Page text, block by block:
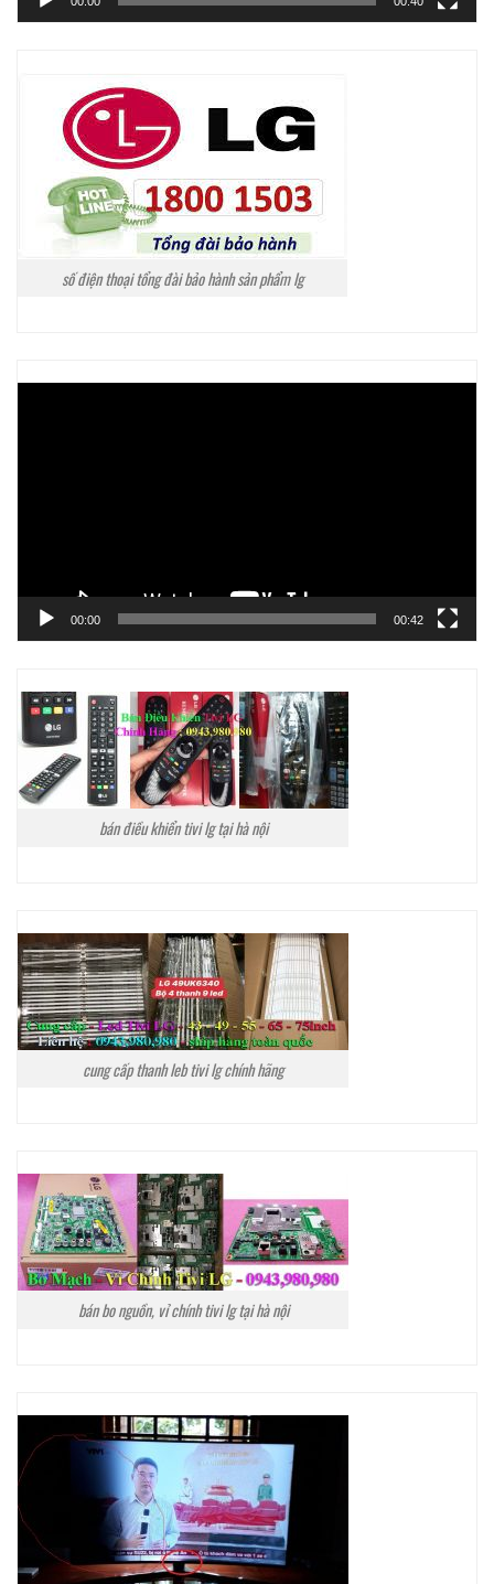
số điện thoại tổng đài bảo hành sản phẩm lg
00:00 00:42
bán điều khiển tivi lg tại hà nội
cung cấp thanh leb tivi lg chính hãng
bán bo nguồn, vỉ chính tivi lg tại hà nội